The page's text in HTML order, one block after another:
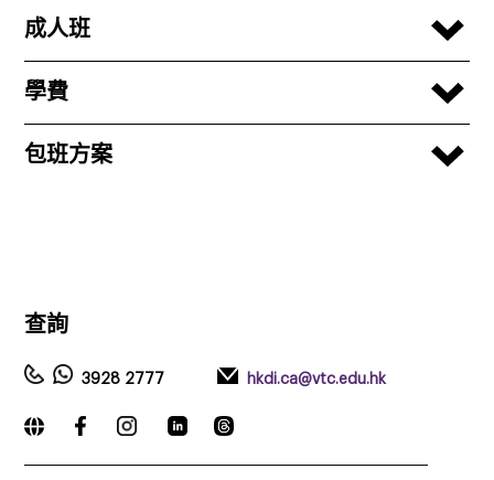
成人班
學費
包班方案
查詢
3928 2777 hkdi.ca@vtc.edu.hk